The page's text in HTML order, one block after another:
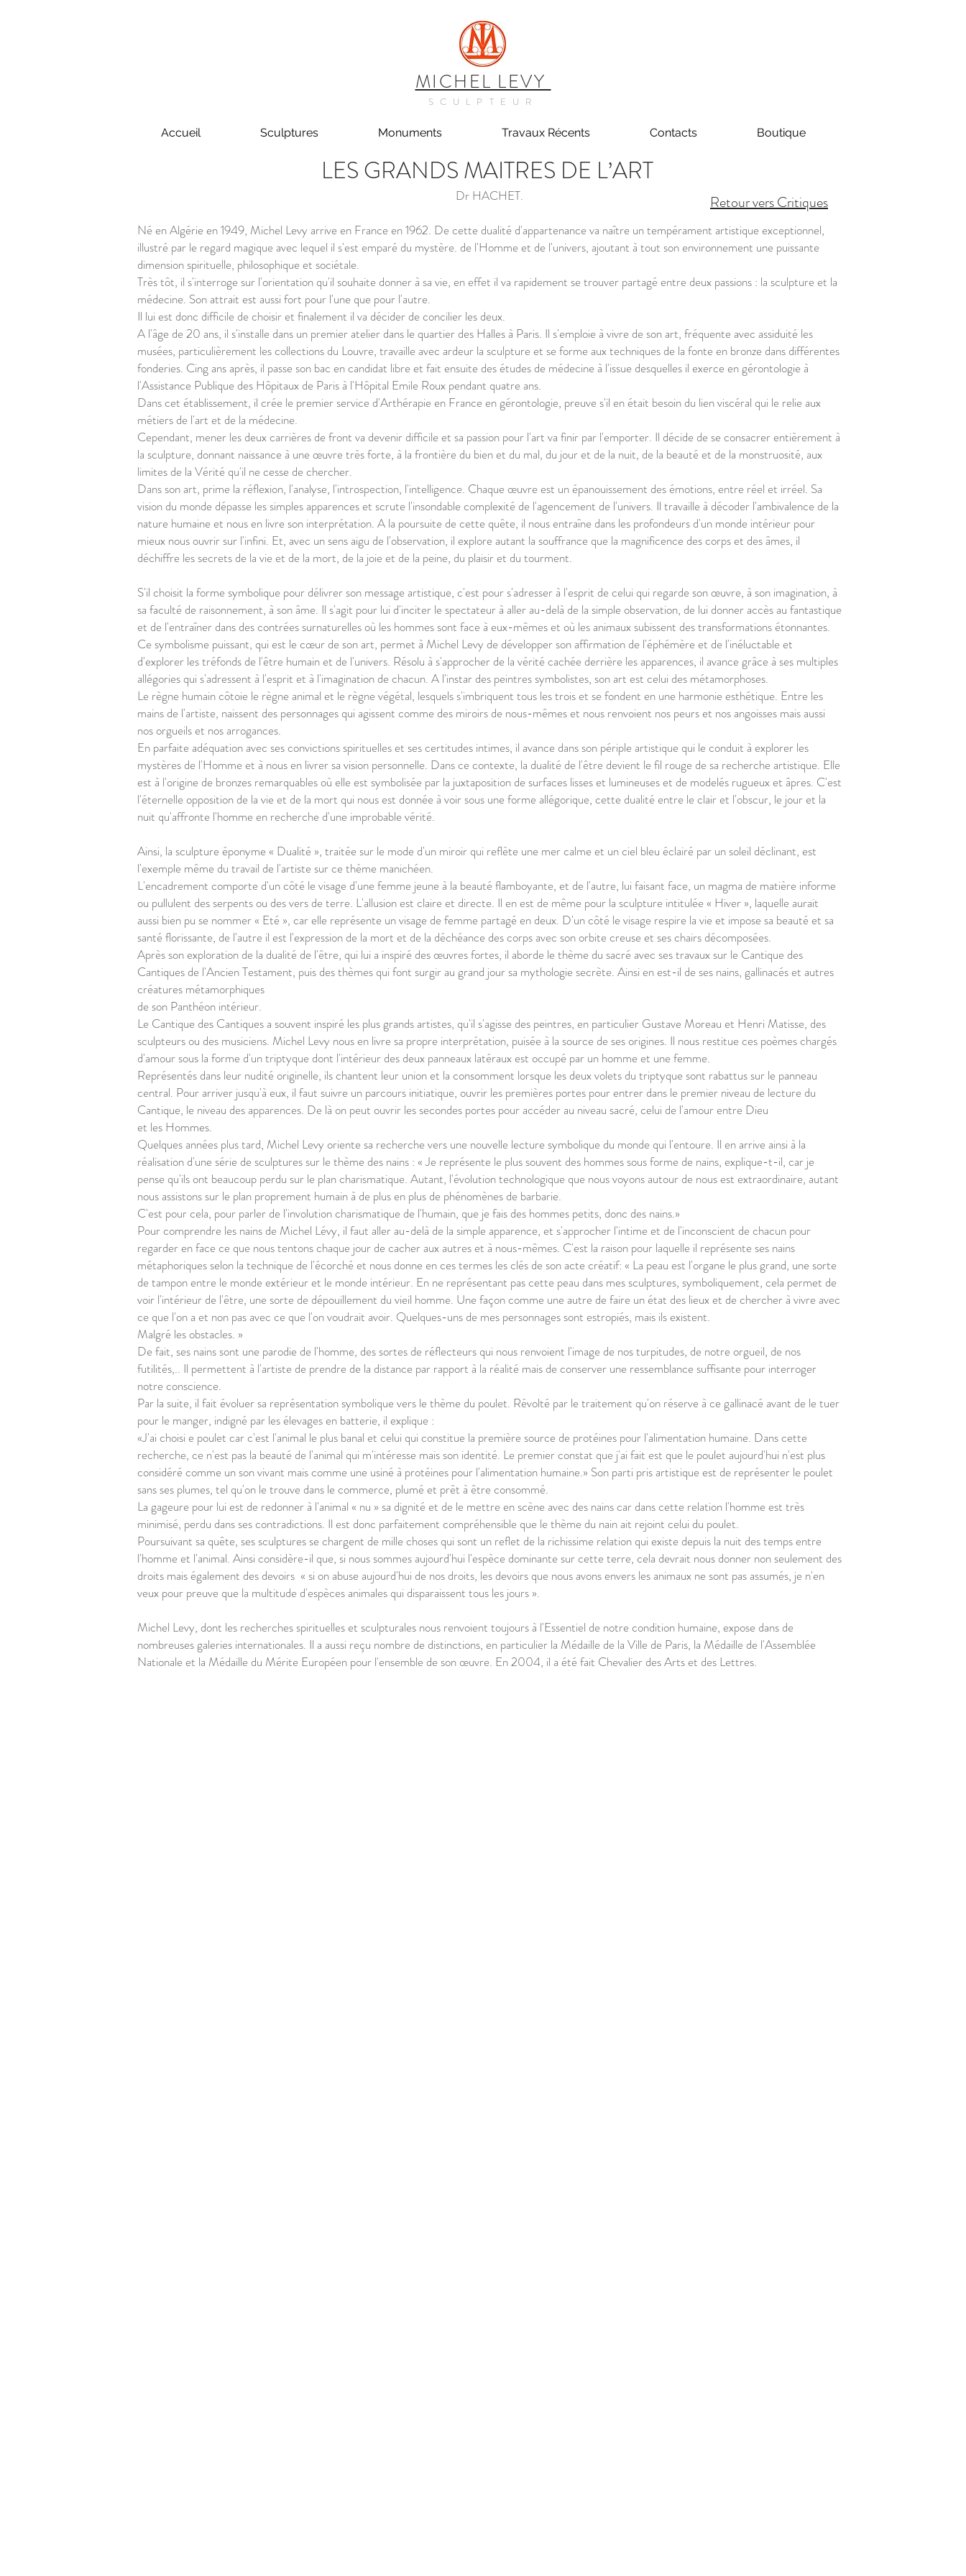
MICHEL LEVY
SCULPTEUR
Accueil Sculptures Monuments Travaux Récents Contacts Boutique
LES GRANDS MAITRES DE L’ART
Dr HACHET.
Né en Algérie en 1949, Michel Levy arrive en France en 1962. De cette dualité d'appartenance va naître un tempérament artistique exceptionnel,
illustré par le regard magique avec lequel il s'est emparé du mystère. de l'Homme et de l'univers, ajoutant à tout son environnement une puissante
dimension spirituelle, philosophique et sociétale.
Très tôt, il s'interroge sur l'orientation qu'il souhaite donner à sa vie, en effet il va rapidement se trouver partagé entre deux passions : la sculpture et la
médecine. Son attrait est aussi fort pour l'une que pour l'autre.
Il lui est donc difficile de choisir et finalement il va décider de concilier les deux.
A l'âge de 20 ans, il s'installe dans un premier atelier dans le quartier des Halles à Paris. Il s'emploie à vivre de son art, fréquente avec assiduité les
musées, particulièrement les collections du Louvre, travaille avec ardeur la sculpture et se forme aux techniques de la fonte en bronze dans différentes
fonderies. Cing ans après, il passe son bac en candidat libre et fait ensuite des études de médecine à l'issue desquelles il exerce en gérontologie à
l'Assistance Publique des Hôpitaux de Paris à l'Hôpital Emile Roux pendant quatre ans.
Dans cet établissement, il crée le premier service d'Arthérapie en France en gérontologie, preuve s'il en était besoin du lien viscéral qui le relie aux
métiers de l'art et de la médecine.
Cependant, mener les deux carrières de front va devenir difficile et sa passion pour l'art va finir par l'emporter. Il décide de se consacrer entièrement à
la sculpture, donnant naissance à une œuvre très forte, à la frontière du bien et du mal, du jour et de la nuit, de la beauté et de la monstruosité, aux
limites de la Vérité qu'il ne cesse de chercher.
Dans son art, prime la réflexion, l'analyse, l'introspection, l'intelligence. Chaque œuvre est un épanouissement des émotions, entre réel et irréel. Sa
vision du monde dépasse les simples apparences et scrute l'insondable complexité de l'agencement de l'univers. Il travaille à décoder l'ambivalence de la
nature humaine et nous en livre son interprétation. A la poursuite de cette quête, il nous entraîne dans les profondeurs d'un monde intérieur pour
mieux nous ouvrir sur l'infini. Et, avec un sens aigu de l'observation, il explore autant la souffrance que la magnificence des corps et des âmes, il
déchiffre les secrets de la vie et de la mort, de la joie et de la peine, du plaisir et du tourment.
S'il choisit la forme symbolique pour délivrer son message artistique, c'est pour s'adresser à l'esprit de celui qui regarde son œuvre, à son imagination, à
sa faculté de raisonnement, à son âme. Il s'agit pour lui d'inciter le spectateur à aller au-delà de la simple observation, de lui donner accès au fantastique
et de l'entraîner dans des contrées surnaturelles où les hommes sont face à eux-mêmes et où les animaux subissent des transformations étonnantes.
Ce symbolisme puissant, qui est le cœur de son art, permet à Michel Levy de développer son affirmation de l'éphémère et de l'inéluctable et
d'explorer les tréfonds de l'être humain et de l'univers. Résolu à s'approcher de la vérité cachée derrière les apparences, il avance grâce à ses multiples
allégories qui s'adressent à l'esprit et à l'imagination de chacun. A l'instar des peintres symbolistes, son art est celui des métamorphoses.
Le règne humain côtoie le règne animal et le règne végétal, lesquels s'imbriquent tous les trois et se fondent en une harmonie esthétique. Entre les
mains de l'artiste, naissent des personnages qui agissent comme des miroirs de nous-mêmes et nous renvoient nos peurs et nos angoisses mais aussi
nos orgueils et nos arrogances.
En parfaite adéquation avec ses convictions spirituelles et ses certitudes intimes, il avance dans son périple artistique qui le conduit à explorer les
mystères de l'Homme et à nous en livrer sa vision personnelle. Dans ce contexte, la dualité de l'être devient le fil rouge de sa recherche artistique. Elle
est à l'origine de bronzes remarquables où elle est symbolisée par la juxtaposition de surfaces lisses et lumineuses et de modelés rugueux et âpres. C'est
l'éternelle opposition de la vie et de la mort qui nous est donnée à voir sous une forme allégorique, cette dualité entre le clair et l'obscur, le jour et la
nuit qu'affronte l'homme en recherche d'une improbable vérité.
Ainsi, la sculpture éponyme « Dualité », traitée sur le mode d'un miroir qui reflète une mer calme et un ciel bleu éclairé par un soleil déclinant, est
l'exemple même du travail de l'artiste sur ce thème manichéen.
L'encadrement comporte d'un côté le visage d'une femme jeune à la beauté flamboyante, et de l'autre, lui faisant face, un magma de matière informe
ou pullulent des serpents ou des vers de terre. L'allusion est claire et directe. Il en est de même pour la sculpture intitulée « Hiver », laquelle aurait
aussi bien pu se nommer « Eté », car elle représente un visage de femme partagé en deux. D'un côté le visage respire la vie et impose sa beauté et sa
santé florissante, de l'autre il est l'expression de la mort et de la déchéance des corps avec son orbite creuse et ses chairs décomposées.
Après son exploration de la dualité de l'être, qui lui a inspiré des œuvres fortes, il aborde le thème du sacré avec ses travaux sur le Cantique des
Cantiques de l'Ancien Testament, puis des thèmes qui font surgir au grand jour sa mythologie secrète. Ainsi en est-il de ses nains, gallinacés et autres
créatures métamorphiques
de son Panthéon intérieur.
Le Cantique des Cantiques a souvent inspiré les plus grands artistes, qu'il s'agisse des peintres, en particulier Gustave Moreau et Henri Matisse, des
sculpteurs ou des musiciens. Michel Levy nous en livre sa propre interprétation, puisée à la source de ses origines. Il nous restitue ces poèmes chargés
d'amour sous la forme d'un triptyque dont l'intérieur des deux panneaux latéraux est occupé par un homme et une femme.
Représentés dans leur nudité originelle, ils chantent leur union et la consomment lorsque les deux volets du triptyque sont rabattus sur le panneau
central. Pour arriver jusqu'à eux, il faut suivre un parcours initiatique, ouvrir les premières portes pour entrer dans le premier niveau de lecture du
Cantique, le niveau des apparences. De là on peut ouvrir les secondes portes pour accéder au niveau sacré, celui de l'amour entre Dieu
et les Hommes.
Quelques années plus tard, Michel Levy oriente sa recherche vers une nouvelle lecture symbolique du monde qui l'entoure. Il en arrive ainsi à la
réalisation d'une série de sculptures sur le thème des nains : « Je représente le plus souvent des hommes sous forme de nains, explique-t-il, car je
pense qu'ils ont beaucoup perdu sur le plan charismatique. Autant, l'évolution technologique que nous voyons autour de nous est extraordinaire, autant
nous assistons sur le plan proprement humain à de plus en plus de phénomènes de barbarie.
C'est pour cela, pour parler de l'involution charismatique de l'humain, que je fais des hommes petits, donc des nains.»
Pour comprendre les nains de Michel Lévy, il faut aller au-delà de la simple apparence, et s'approcher l'intime et de l'inconscient de chacun pour
regarder en face ce que nous tentons chaque jour de cacher aux autres et à nous-mêmes. C'est la raison pour laquelle il représente ses nains
métaphoriques selon la technique de l'écorché et nous donne en ces termes les clés de son acte créatif: « La peau est l'organe le plus grand, une sorte
de tampon entre le monde extérieur et le monde intérieur. En ne représentant pas cette peau dans mes sculptures, symboliquement, cela permet de
voir l'intérieur de l'être, une sorte de dépouillement du vieil homme. Une façon comme une autre de faire un état des lieux et de chercher à vivre avec
ce que l'on a et non pas avec ce que l'on voudrait avoir. Quelques-uns de mes personnages sont estropiés, mais ils existent.
Malgré les obstacles. »
De fait, ses nains sont une parodie de l'homme, des sortes de réflecteurs qui nous renvoient l'image de nos turpitudes, de notre orgueil, de nos
futilités,.. Il permettent à l'artiste de prendre de la distance par rapport à la réalité mais de conserver une ressemblance suffisante pour interroger
notre conscience.
Par la suite, il fait évoluer sa représentation symbolique vers le thème du poulet. Révolté par le traitement qu'on réserve à ce gallinacé avant de le tuer
pour le manger, indigné par les élevages en batterie, il explique :
«J'ai choisi e poulet car c'est l'animal le plus banal et celui qui constitue la première source de protéines pour l'alimentation humaine. Dans cette
recherche, ce n'est pas la beauté de l'animal qui m'intéresse mais son identité. Le premier constat que j'ai fait est que le poulet aujourd'hui n'est plus
considéré comme un son vivant mais comme une usiné à protéines pour l'alimentation humaine.» Son parti pris artistique est de représenter le poulet
sans ses plumes, tel qu'on le trouve dans le commerce, plumé et prêt à être consommé.
La gageure pour lui est de redonner à l'animal « nu » sa dignité et de le mettre en scène avec des nains car dans cette relation l'homme est très
minimisé, perdu dans ses contradictions. Il est donc parfaitement compréhensible que le thème du nain ait rejoint celui du poulet.
Poursuivant sa quête, ses sculptures se chargent de mille choses qui sont un reflet de la richissime relation qui existe depuis la nuit des temps entre
l'homme et l'animal. Ainsi considère-il que, si nous sommes aujourd'hui l'espèce dominante sur cette terre, cela devrait nous donner non seulement des
droits mais également des devoirs « si on abuse aujourd'hui de nos droits, les devoirs que nous avons envers les animaux ne sont pas assumés, je n'en
veux pour preuve que la multitude d'espèces animales qui disparaissent tous les jours ».
Michel Levy, dont les recherches spirituelles et sculpturales nous renvoient toujours à l'Essentiel de notre condition humaine, expose dans de
nombreuses galeries internationales. Il a aussi reçu nombre de distinctions, en particulier la Médaille de la Ville de Paris, la Médaille de l'Assemblée
Nationale et la Médaille du Mérite Européen pour l'ensemble de son œuvre. En 2004, il a été fait Chevalier des Arts et des Lettres.
Retour vers Critiques